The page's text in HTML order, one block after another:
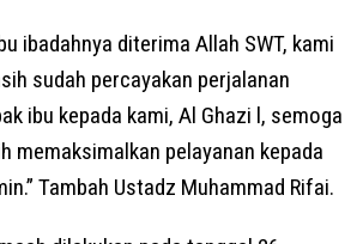
ibadahnya diterima Allah SWT, kami
sudah percayakan perjalanan
ibu kepada kami, Al Ghazi l, semoga
memaksimalkan pelayanan kepada
Tambah Ustadz Muhammad Rifai.